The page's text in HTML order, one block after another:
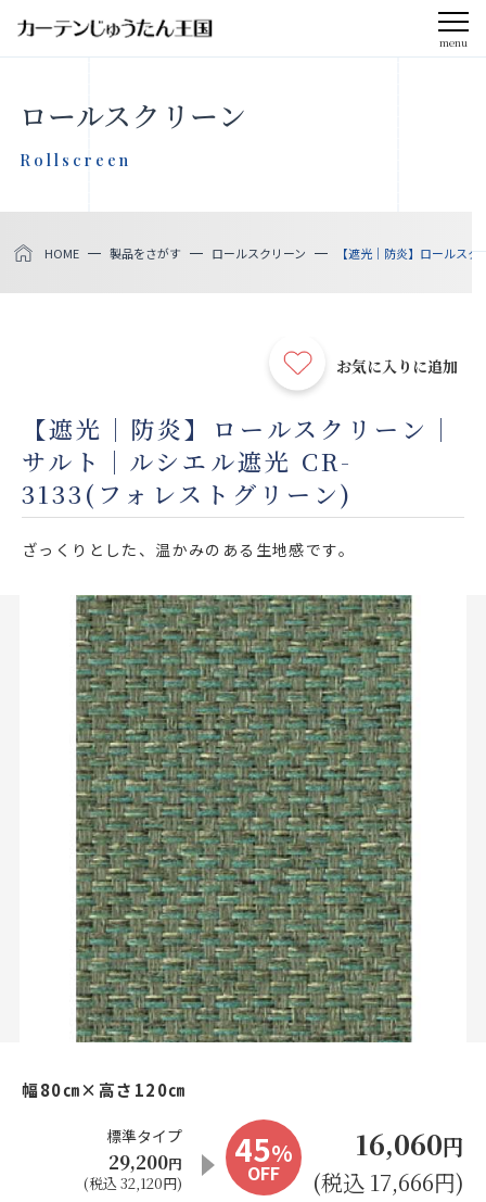
menu
会社案内
お知らせ
製品をさがす
店舗をさがす
お客様の声
お役立ち情報
お問い合わせ
お気に入りリスト
お見積り来店予約はこちら
法人のお客様へ
ロールスクリーン
Rollscreen
HOME 製品をさがす ロールスクリーン 【遮光｜防炎】ロールス
お気に入りに追加
【遮光｜防炎】ロールスクリーン｜
サルト｜ルシエル遮光 CR-
3133(フォレストグリーン)
ざっくりとした、温かみのある生地感です。
幅80㎝×高さ120㎝
標準タイプ
29,200円
(税込 32,120円)
45%
OFF
16,060円
(税込 17,666円)